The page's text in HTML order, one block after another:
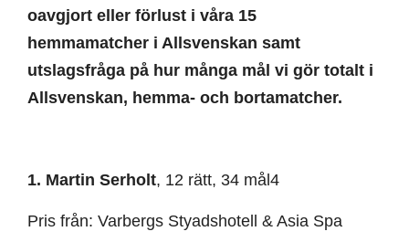
oavgjort eller förlust i våra 15
hemmamatcher i Allsvenskan samt
utslagsfråga på hur många mål vi gör totalt i
Allsvenskan, hemma- och bortamatcher.
1. Martin Serholt, 12 rätt, 34 mål4
Pris från: Varbergs Styadshotell & Asia Spa